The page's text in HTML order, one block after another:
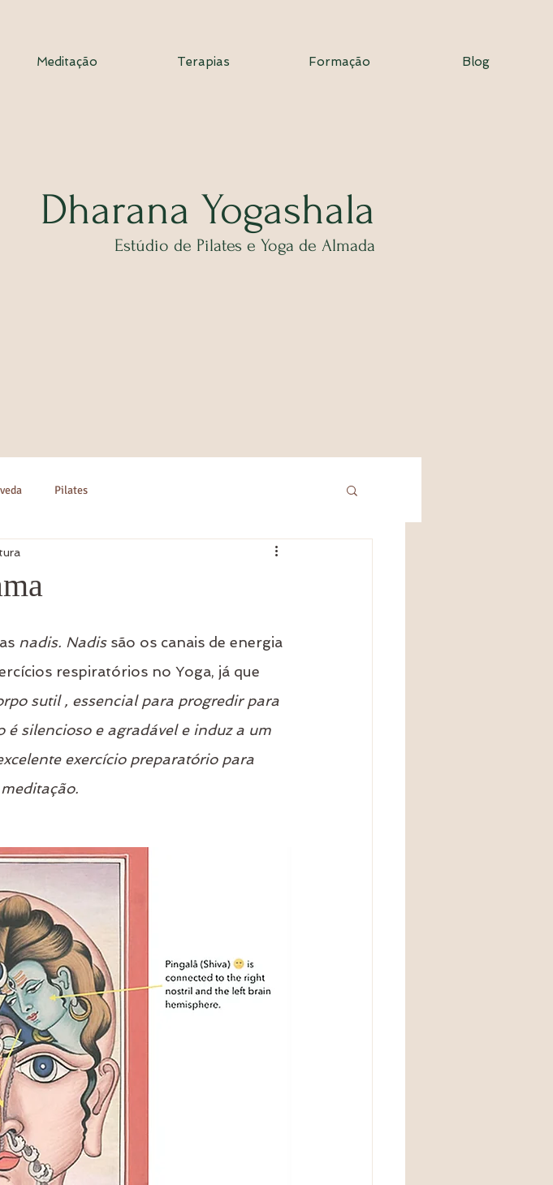
Meditação Terapias Formação Blog
Dharana Yogashala
Estúdio de Pilates e Yoga de Almada
Pilates
nadis. Nadis são os canais de energia
respiratórios no Yoga, já que
sutil , essencial para progredir para
silencioso e agradável e induz a um
exercício preparatório para